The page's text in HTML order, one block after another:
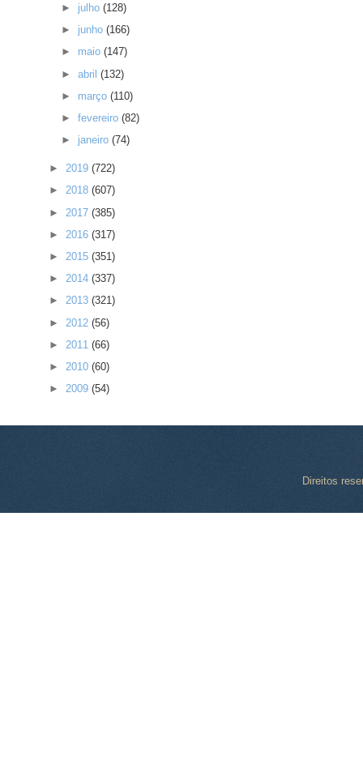
► julho(128)
► junho(166)
► maio(147)
►abril(132)
► março(110)
►fevereiro(82)
► janeiro(74)
► 2019 (722)
► 2018 (607)
► 2017 (385)
► 2016 (317)
► 2015 (351)
► 2014 (337)
► 2013 (321)
► 2012 (56)
► 2011 (66)
► 2010 (60)
► 2009 (54)
Direitos